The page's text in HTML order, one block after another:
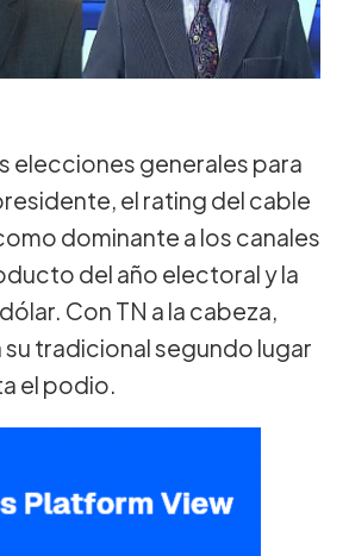
elecciones generales para
el rating del cable
dominante a los canales
del año electoral y la
Con TN a la cabeza,
su tradicional segundo lugar
el podio.